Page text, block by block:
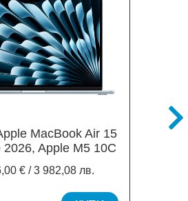
MacBook Air 15
2026, Apple M5 10C
15.3" (38.86cm) IPS
Display, 10C
€ / 3 982,08 лв.